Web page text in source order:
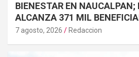
BIENESTAR EN NAUCALPAN;
ALCANZA 371 MIL
7 agosto, 2026 Redaccion